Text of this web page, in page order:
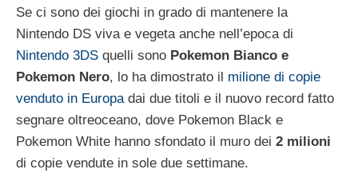
Se ci sono dei giochi in grado di mantenere la
Nintendo DS viva e vegeta anche nell’epoca di
Nintendo 3DS quelli sono Pokemon Bianco e
Pokemon Nero, lo ha dimostrato il milione di copie
venduto in Europadai due titoli e il nuovo record fatto
segnare oltreoceano, dove Pokemon Black e
Pokemon White hanno sfondato il muro dei 2 milioni
di copie vendute in sole due settimane.